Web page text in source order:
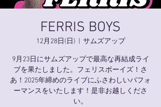
FERRIS BOYS
12月28日(日) サムズアップ
9月23日にサムズアップで最高な再結成ライ
ブを果たしました。フェリスボーイズ！さ
あ！2025年締めのライブにふさわしいパフォ
ーマンスをいたします！是非お越しくださ
い。